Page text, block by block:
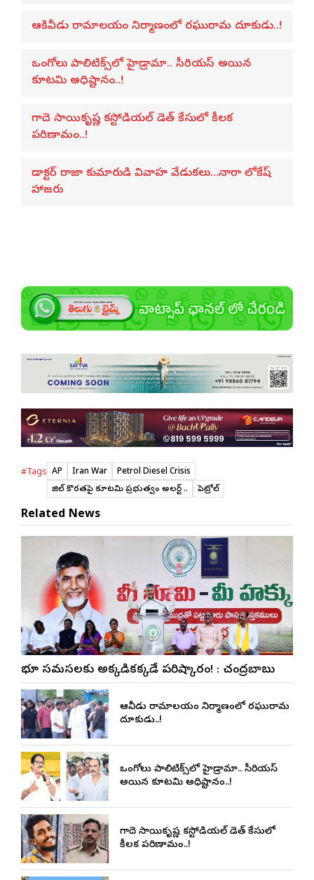
ఆకివీడు రామాలయం నిర్మాణంలో రఘురామ దూకుడు..!
ఒంగోలు పాలిటిక్స్‌లో హైడ్రామా.. సీరియస్ అయిన
కూటమి అధిష్టానం..!
గాదె సాయికృష్ణ కస్టోడియల్ డెత్ కేసులో కీలక
పరిణామం..!
డాక్టర్ రాజా కుమారుడి వివాహ వేడుకలు…నారా లోకేష్
హాజరు
#Tags AP Iran War
Petrol Diesel Crisis
డీజిల్ కొరతపై కూటమి ప్రభుత్వం అలర్ట్ ..
పెట్రోల్
Related News
భూ సమస్యలకు అక్కడికక్కడే పరిష్కారం! : చంద్రబాబు
ఆకివీడు రామాలయం నిర్మాణంలో రఘురామ
దూకుడు..!
ఒంగోలు పాలిటిక్స్‌లో హైడ్రామా.. సీరియస్
అయిన కూటమి అధిష్టానం..!
గాదె సాయికృష్ణ కస్టోడియల్ డెత్ కేసులో
కీలక పరిణామం..!